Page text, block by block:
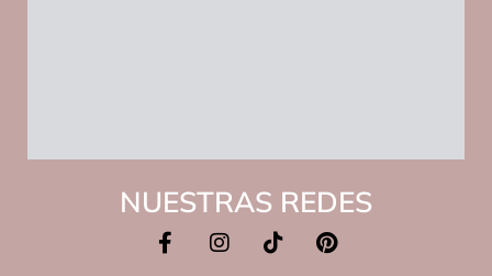
NUESTRAS REDES